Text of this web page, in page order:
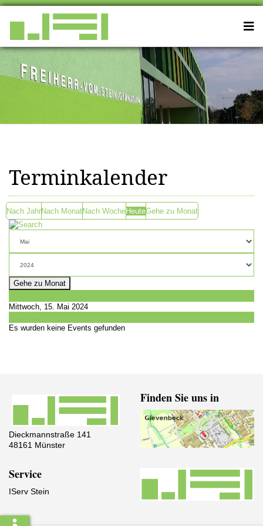
Terminkalender
Nach JahrNach MonatNach WocheHeuteGehe zu Monat
Gehe zu Monat
Mittwoch, 15. Mai 2024
Es wurden keine Events gefunden
Dieckmannstraße 141
48161 Münster
Finden Sie uns in
Service
IServ Stein